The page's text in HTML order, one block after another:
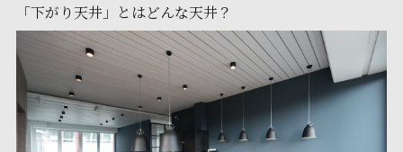
「下がり天井」とはどんな天井？